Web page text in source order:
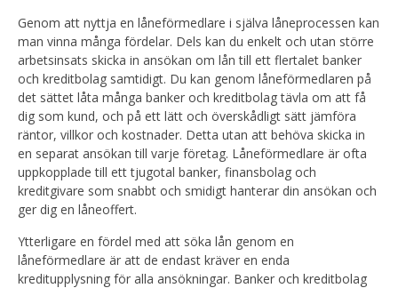
Genom att nyttja en låneförmedlare i själva låneprocessen kan
man vinna många fördelar. Dels kan du enkelt och utan större
arbetsinsats skicka in ansökan om lån till ett flertalet banker
och kreditbolag samtidigt. Du kan genom låneförmedlaren på
det sättet låta många banker och kreditbolag tävla om att få
dig som kund, och på ett lätt och överskådligt sätt jämföra
räntor, villkor och kostnader. Detta utan att behöva skicka in
en separat ansökan till varje företag. Låneförmedlare är ofta
uppkopplade till ett tjugotal banker, finansbolag och
kreditgivare som snabbt och smidigt hanterar din ansökan och
ger dig en låneoffert.
Ytterligare en fördel med att söka lån genom en
låneförmedlare är att de endast kräver en enda
kreditupplysning för alla ansökningar. Banker och kreditbolag